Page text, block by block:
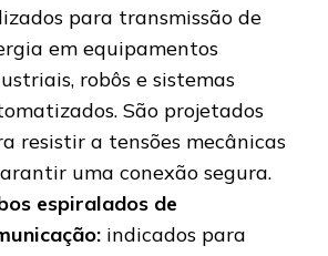
para transmissão de
em equipamentos
robôs e sistemas
São projetados
resistir a tensões mecânicas
uma conexão segura.
espiralados de
indicados para